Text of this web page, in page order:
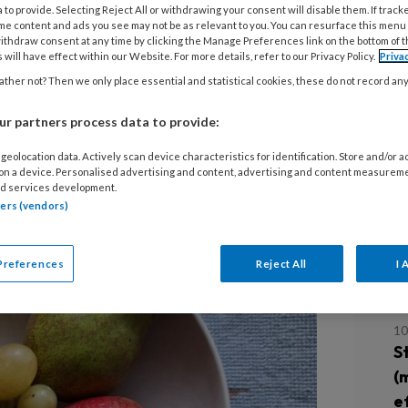
Risicotest invulde, heeft
2. Het Diabetes Fonds
noemt de uitkomst
8
to provide. Selecting Reject All or withdrawing your consent will disable them. If
content and ads you see may not be as relevant to you. You can resurface this
consent at any time by clicking the Manage Preferences link on the bottom of
will have effect within our Website. For more details, refer to our Privacy Policy.
not? Then we only place essential and statistical cookies, these do not record
partners process data to provide:
data. Actively scan device characteristics for identification. Store and/or
a device. Personalised advertising and content, advertising and content
services development.
(vendors)
Reject All I